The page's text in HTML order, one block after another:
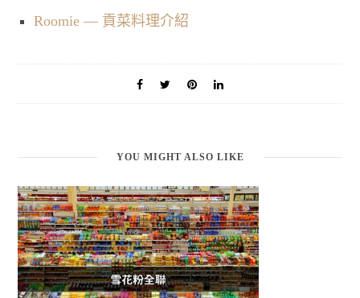
Roomie — 貢菜料理介紹
YOU MIGHT ALSO LIKE